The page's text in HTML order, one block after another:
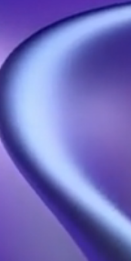
Entreprise :
Nous contacter
Nos
Hélices
Pyramides
Holographiques
Projections
Holographiques